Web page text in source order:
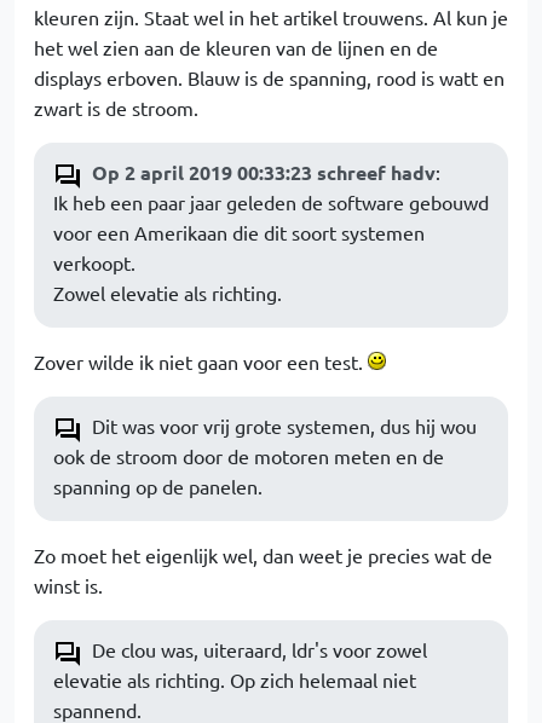
kleuren zijn. Staat wel in het artikel trouwens. Al kun je
het wel zien aan de kleuren van de lijnen en de
displays erboven. Blauw is de spanning, rood is watt en
zwart is de stroom.
Op 2 april 2019 00:33:23 schreef hadv:
Ik heb een paar jaar geleden de software gebouwd
voor een Amerikaan die dit soort systemen
verkoopt.
Zowel elevatie als richting.
Zover wilde ik niet gaan voor een test.
Dit was voor vrij grote systemen, dus hij wou
ook de stroom door de motoren meten en de
spanning op de panelen.
Zo moet het eigenlijk wel, dan weet je precies wat de
winst is.
De clou was, uiteraard, ldr's voor zowel
elevatie als richting. Op zich helemaal niet
spannend.